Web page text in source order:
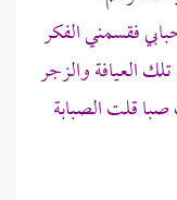
فقسمني الفكر
العيافة والزجر
قلت الصبابة